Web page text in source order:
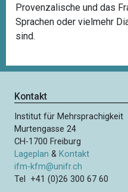
Provenzalische und das
Sprachen oder vielmehr
sind.
Kontakt
Institut für Mehrsprachigkeit
Murtengasse 24
CH-1700 Freiburg
Lageplan & Kontakt
ifm-kfm@unifr.ch
Tel +41 (0)26 300 67 60